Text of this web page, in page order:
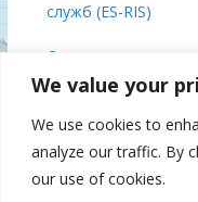
We value your
We use cookies to
analyze our traffic. By
our use of cookies.
служб (ES-RIS)
Основные
Выводы встречи
года, Брюссель
Дунайская Комиссия